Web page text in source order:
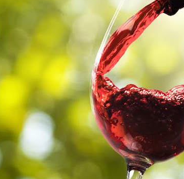
Comment oublier les
écrans en vacances ?
Toujours connectés :
comment le travail
empiète de plus en plus
sur nos soirées
Cancer colorectal : une
stratégie simple aurait
changé la donne au Pays